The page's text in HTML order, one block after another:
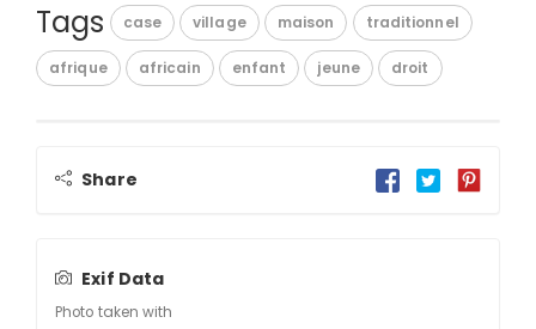
Tags case village maison traditionnel
afrique africain enfant jeune droit
Share
Exif Data
Photo taken with